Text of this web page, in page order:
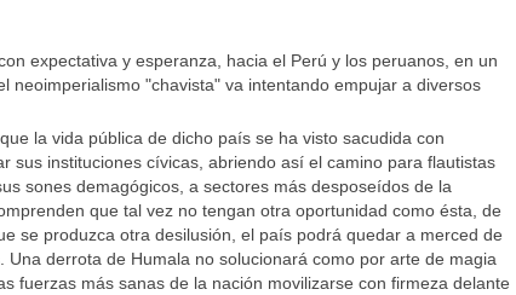
expectativa y esperanza, hacia el Perú y los peruanos, en un
neoimperialismo "chavista" va intentando empujar a diversos
la vida pública de dicho país se ha visto sacudida con
sus instituciones cívicas, abriendo así el camino para flautistas
sones demagógicos, a sectores más desposeídos de la
que tal vez no tengan otra oportunidad como ésta, de
se produzca otra desilusión, el país podrá quedar a merced de
Una derrota de Humala no solucionará como por arte de magia
fuerzas más sanas de la nación movilizarse con firmeza delante